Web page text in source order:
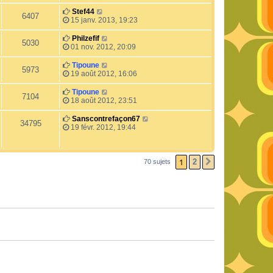
6407
Stef44
15 janv. 2013, 19:23
5030
Philzefif
01 nov. 2012, 20:09
5973
Tipoune
19 août 2012, 16:06
7104
Tipoune
18 août 2012, 23:51
34795
Sanscontrefaçon67
19 févr. 2012, 19:44
70 sujets 1 2